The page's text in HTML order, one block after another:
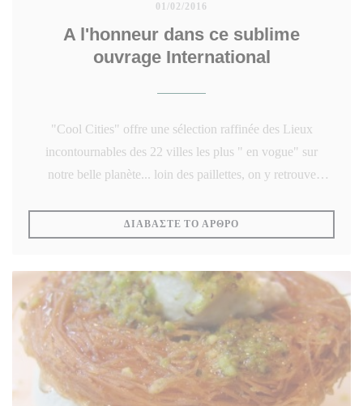
01/02/2016
A l'honneur dans ce sublime
ouvrage International
"Cool Cities" offre une sélection raffinée des Lieux
incontournables des 22 villes les plus " en vogue" sur
notre belle planète... loin des paillettes, on y retrouve
et d'âme...
ΔΙΑΒΆΣΤΕ ΤΟ ΆΡΘΡΟ((ΑΝΟΊΓΕΙ ΣΕ ΝΈΟ